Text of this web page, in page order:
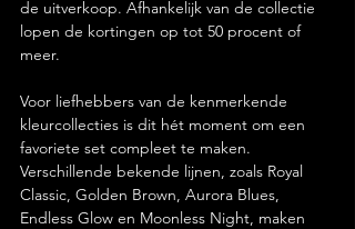
de uitverkoop. Afhankelijk van de collectie
lopen de kortingen op tot 50 procent of
meer.
Voor liefhebbers van de kenmerkende
kleurcollecties is dit hét moment om een
favoriete set compleet te maken.
Verschillende bekende lijnen, zoals Royal
Classic, Golden Brown, Aurora Blues,
Endless Glow en Moonless Night, maken